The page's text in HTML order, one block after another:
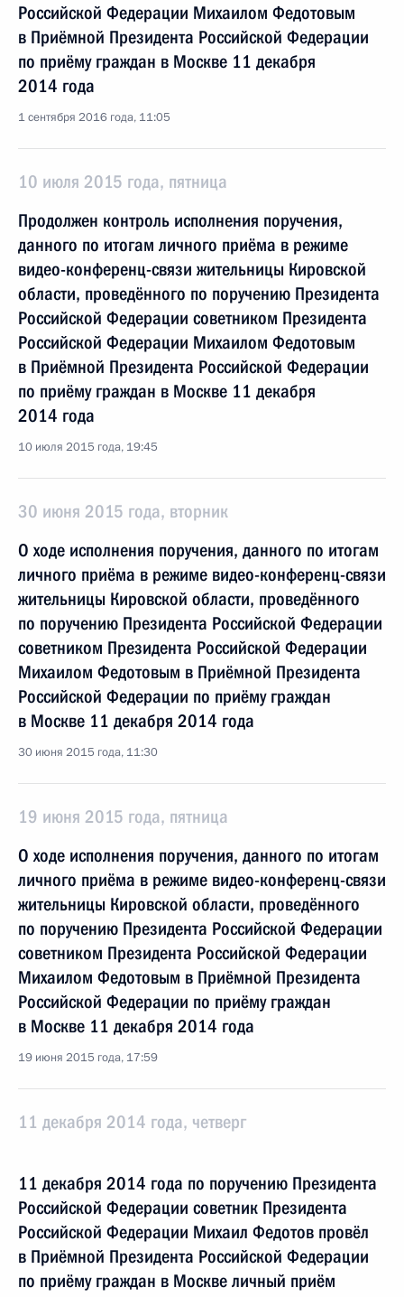
Российской Федерации Михаилом Федотовым
в Приёмной Президента Российской Федерации
по приёму граждан в Москве 11 декабря
2014 года
1 сентября 2016 года, 11:05
10 июля 2015 года, пятница
Продолжен контроль исполнения поручения,
данного по итогам личного приёма в режиме
видео-конференц-связи жительницы Кировской
области, проведённого по поручению Президента
Российской Федерации советником Президента
Российской Федерации Михаилом Федотовым
в Приёмной Президента Российской Федерации
по приёму граждан в Москве 11 декабря
2014 года
10 июля 2015 года, 19:45
30 июня 2015 года, вторник
О ходе исполнения поручения, данного по итогам
личного приёма в режиме видео-конференц-связи
жительницы Кировской области, проведённого
по поручению Президента Российской Федерации
советником Президента Российской Федерации
Михаилом Федотовым в Приёмной Президента
Российской Федерации по приёму граждан
в Москве 11 декабря 2014 года
30 июня 2015 года, 11:30
19 июня 2015 года, пятница
О ходе исполнения поручения, данного по итогам
личного приёма в режиме видео-конференц-связи
жительницы Кировской области, проведённого
по поручению Президента Российской Федерации
советником Президента Российской Федерации
Михаилом Федотовым в Приёмной Президента
Российской Федерации по приёму граждан
в Москве 11 декабря 2014 года
19 июня 2015 года, 17:59
11 декабря 2014 года, четверг
11 декабря 2014 года по поручению Президента
Российской Федерации советник Президента
Российской Федерации Михаил Федотов провёл
в Приёмной Президента Российской Федерации
по приёму граждан в Москве личный приём